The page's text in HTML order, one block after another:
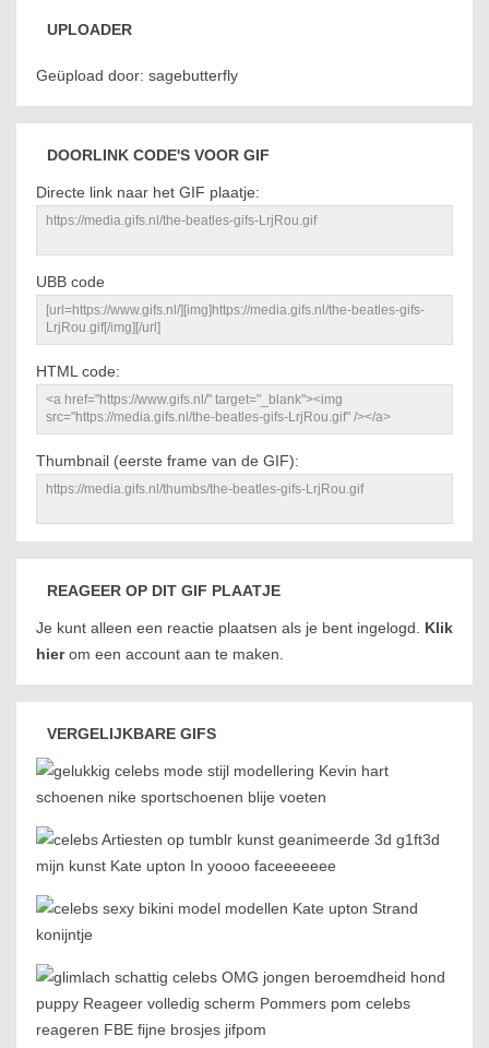
UPLOADER
Geüpload door: sagebutterfly
DOORLINK CODE'S VOOR GIF
Directe link naar het GIF plaatje:
UBB code
HTML code:
Thumbnail (eerste frame van de GIF):
REAGEER OP DIT GIF PLAATJE
Je kunt alleen een reactie plaatsen als je bent ingelogd. Klik
hierom een account aan te maken.
VERGELIJKBARE GIFS